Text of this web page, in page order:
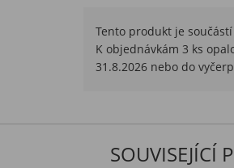
Tento produkt je součástí
K objednávkám 3 ks
31.8.2026 nebo do
SOUVISEJÍCÍ